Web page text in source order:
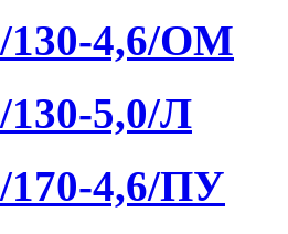
4,6/ОМ
5,0/Л
4,6/ПУ